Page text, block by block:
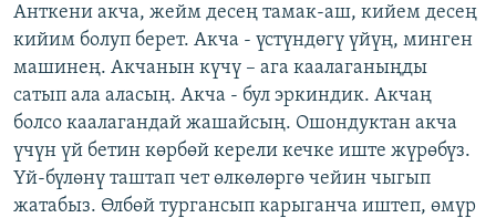
Анткени акча, жейм десең тамак-аш, кийем десең
кийим болуп берет. Акча - үстүндөгү үйүң, минген
машинең. Акчанын күчү – ага каалаганыңды
сатып ала аласың. Акча - бул эркиндик. Акчаң
болсо каалагандай жашайсың. Ошондуктан акча
үчүн үй бетин көрбөй керели кечке иште жүрөбүз.
Үй-бүлөнү таштап чет өлкөлөргө чейин чыгып
жатабыз. Өлбөй тургансып карыганча иштеп, өмүр